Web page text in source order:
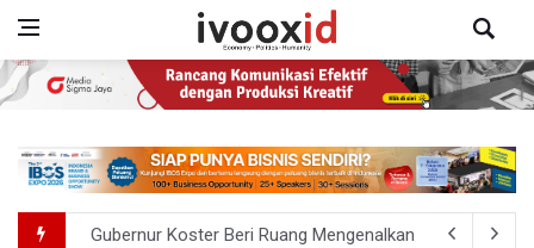
Gubernur Koster Beri Ruang Mengenalkan Arak Bali